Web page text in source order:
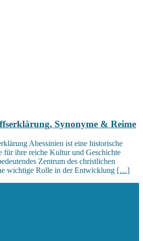
Synonyme & Reime
Abessinien ist eine historische
ihre reiche Kultur und Geschichte
Zentrum des christlichen
wichtige Rolle in der Entwicklung […]